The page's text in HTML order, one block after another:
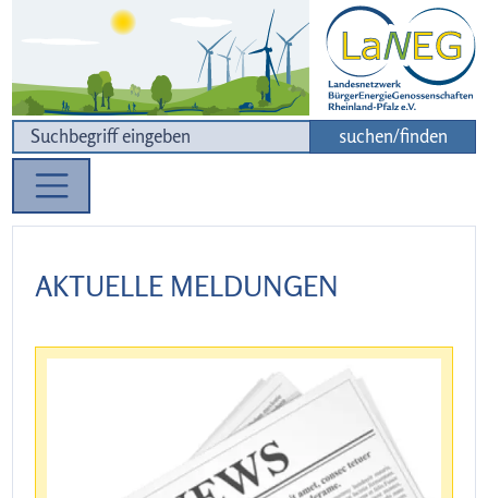
Zur Navigation
Zum Inhalt
suchen/finden
AKTUELLE MELDUNGEN